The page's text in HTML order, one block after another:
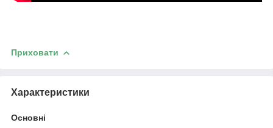
Приховати
Характеристики
Основні